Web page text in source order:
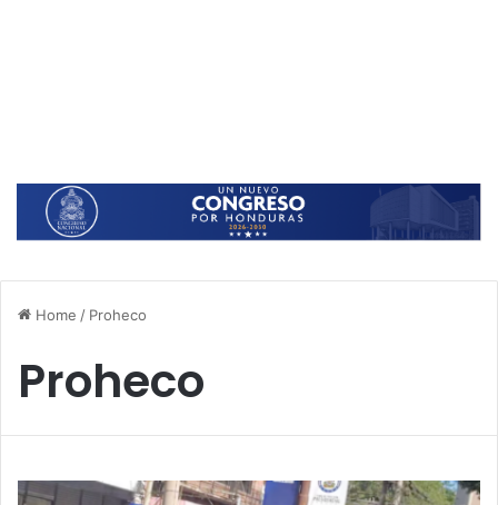
Home / Proheco
Proheco